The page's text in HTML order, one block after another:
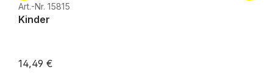
Art.-Nr. 15815
Kinder
14,49 €